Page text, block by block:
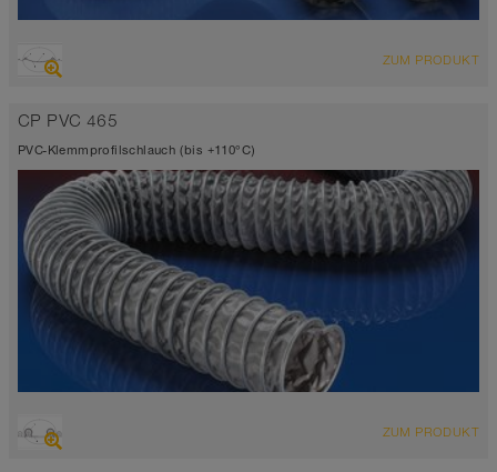
abriebfester Saugschlauch + Druckschlauch
Wandstärke 0,25mm
-40°C bis 125°C
ZUM PRODUKT
CP PVC 465
PVC-Klemmprofilschlauch (bis +110°C)
Saugschlauch + Druckschlauch
ZUM PRODUKT